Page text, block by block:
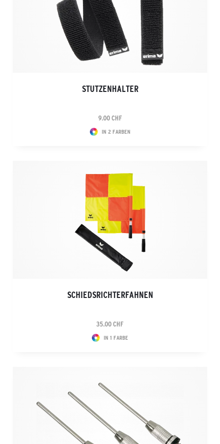
STUTZENHALTER
9.00 CHF
IN 2 FARBEN
SCHIEDSRICHTERFAHNEN
35.00 CHF
IN 1 FARBE